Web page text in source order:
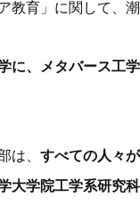
教育」に関して、
に、メタバース工
は、すべての人々
大学院工学系研究